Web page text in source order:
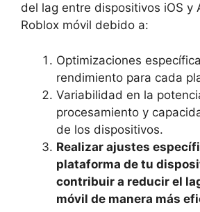
del ‍lag entre dispositivos iOS⁤ y⁣
Roblox móvil debido ​a:
Optimizaciones
rendimiento‍ para cada
Variabilidad en⁣ la
⁣procesamiento y
de los ‍dispositivos.
Realizar ajustes​
plataforma de tu
‌contribuir a reducir el
⁤móvil ‍de manera más